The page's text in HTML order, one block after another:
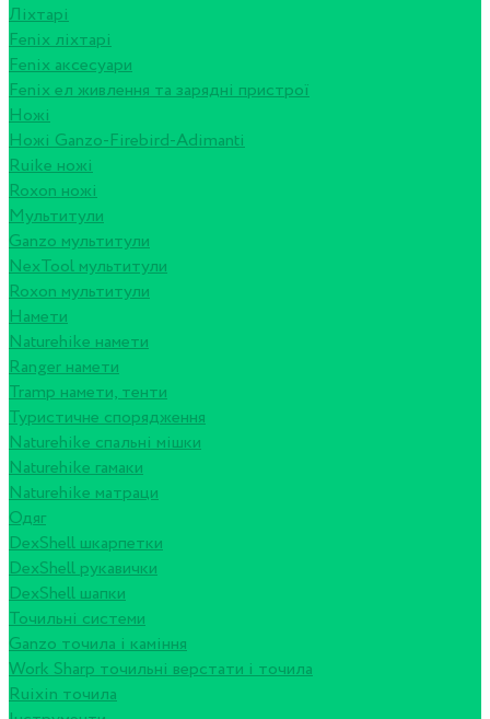
Ліхтарі
Fenix ліхтарі
Fenix аксесуари
Fenix ел живлення та зарядні пристрої
Ножі
Ножі Ganzo-Firebird-Adimanti
Ruike ножі
Roxon ножi
Мультитули
Ganzo мультитули
NexTool мультитули
Roxon мультитули
Намети
Naturehike намети
Ranger намети
Tramp намети, тенти
Туристичне спорядження
Naturehike спальні мішки
Naturehike гамаки
Naturehike матраци
Одяг
DexShell шкарпетки
DexShell рукавички
DexShell шапки
Точильні системи
Ganzo точила і каміння
Work Sharp точильні верстати і точила
Ruixin точила